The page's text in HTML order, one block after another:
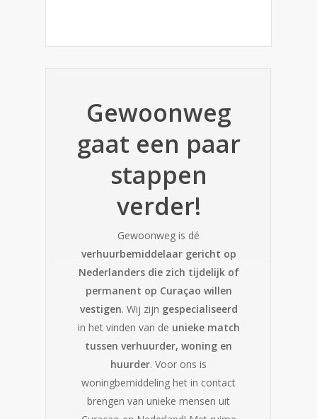
Gewoonweg
gaat een paar
stappen
verder!
Gewoonweg is dé
verhuurbemiddelaargericht op
Nederlanders die zich tijdelijk of
permanent op Curaçao willen
vestigen. Wij zijn gespecialiseerd
in het vinden van de unieke match
tussen verhuurder, woning en
huurder. Voor ons is
woningbemiddeling het in contact
brengen van unieke mensen uit